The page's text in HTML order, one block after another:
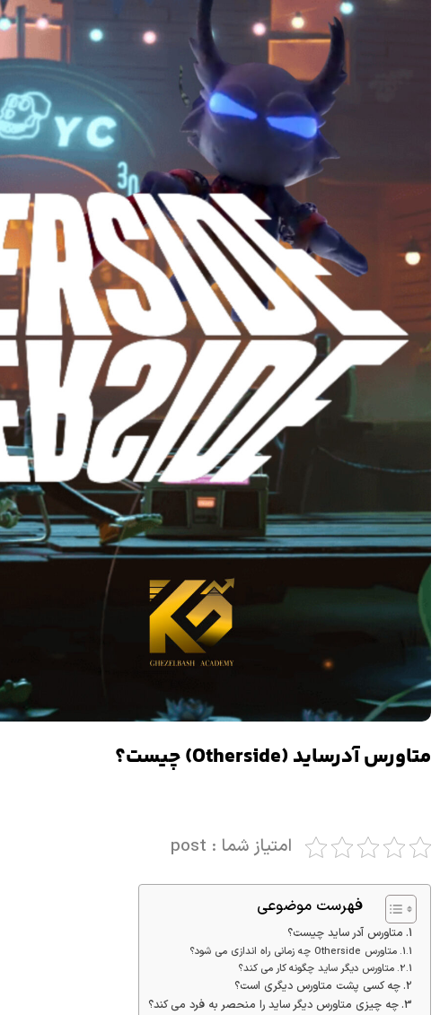
متاورس آدرساید (Otherside) چیست؟
امتیاز شما : post
فهرست موضوعی
متاورس آدر ساید چیست؟
متاورس Otherside چه زمانی راه اندازی می شود؟
متاورس دیگر ساید چگونه کار می کند؟
چه کسی پشت متاورس دیگری است؟
چه چیزی متاورس دیگر ساید را منحصر به فرد می کند؟